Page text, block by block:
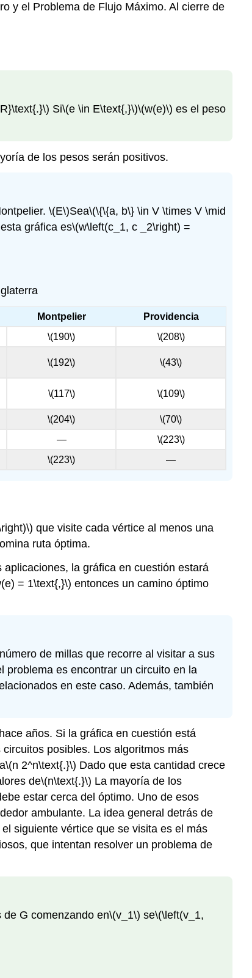
y el Problema de Flujo Máximo. Al cierre de
Si\(e \in E\text{,}\)\(w(e)\) es el peso
de los pesos serán positivos.
\(E\)Sea\(\{\{a, b\} \in V \times V \mid
gráfica es\(w\left(c_1, c _2\right) =
Montpelier
Providencia
\(190\)
\(208\)
\(192\) \(43\)
\(117\) \(109\)
\(204\)
\(70\)
—
\(223\)
\(223\) —
que visite cada vértice al menos una
ruta óptima.
la gráfica en cuestión estará
= 1\text{,}\) entonces un camino óptimo
de millas que recorre al visitar a sus
problema es encontrar un circuito en la
en este caso. Además, también
años. Si la gráfica en cuestión está
posibles. Los algoritmos más
\(n 2^n\text{.}\) Dado que esta cantidad crece
de\(n\text{.}\) La mayoría de los
estar cerca del óptimo. Uno de esos
ambulante. La idea general detrás de
siguiente vértice que se visita es el más
que intentan resolver un problema de
G comenzando en\(v_1\) se\(\left(v_1,